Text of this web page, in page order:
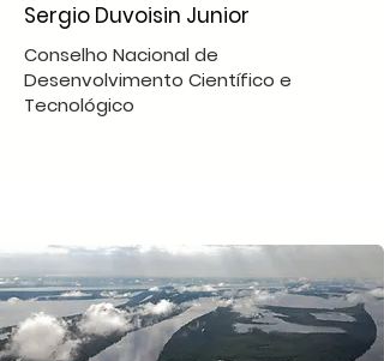
Sergio Duvoisin Junior
Conselho Nacional de
Desenvolvimento Científico e
Tecnológico